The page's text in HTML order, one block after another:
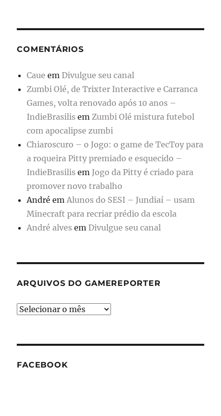
COMENTÁRIOS
Caue emDivulgue seu canal
Zumbi Olé, de Trixter Interactive e Carranca
Games, volta renovado após 10 anos –
IndieBrasilis emZumbi Olé mistura futebol
com apocalipse zumbi
Chiaroscuro – o Jogo: o game de TecToy para
a roqueira Pitty premiado e esquecido –
IndieBrasilis em Jogo da Pitty é criado para
promover novo trabalho
André emAlunos do SESI – Jundiaí – usam
Minecraft para recriar prédio da escola
André alves emDivulgue seu canal
ARQUIVOS DO GAMEREPORTER
Arquivos
FACEBOOK